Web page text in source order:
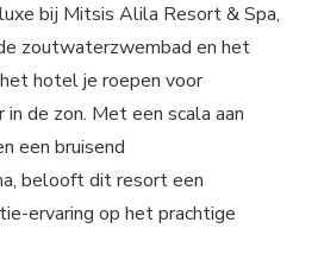
bij Mitsis Alila Resort & Spa,
zoutwaterzwembad en het
hotel je roepen voor
de zon. Met een scala aan
een bruisend
belooft dit resort een
ervaring op het prachtige